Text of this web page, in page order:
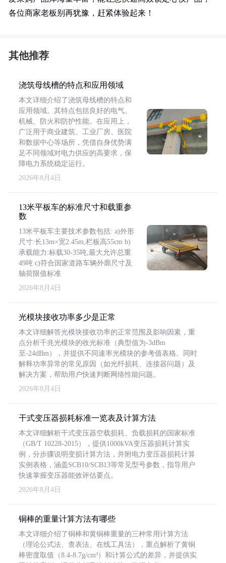
各位商家老板别再犹豫，赶紧体验起来！
其他推荐
浇筑母线槽的特点和应用领域
本文详细介绍了浇筑母线槽的特点和
应用领域。其特点包括良好的电气、
机械、防火和防护性能。在应用上，
广泛用于商业建筑、工业厂房、医院
和数据中心等场所，凭借自身优势满
足不同领域对电力供应的高要求，保
障电力系统稳定运行。
2026年8月4日
13米平板车的标准尺寸和载重参
数
13米平板车主要技术参数包括: a)外形
尺寸:长13m×宽2.45m,栏板高55cm b)
承载能力:标载30-35吨,最大允许总重
49吨 c)符合国家道路车辆外廓尺寸及
轴荷限值标准
2026年8月4日
光模块接收功率多少是正常
本文详细解答光模块接收功率的正常范围及影响因素，重
点分析千兆光模块的收光标准（典型值为-3dBm
至-24dBm），并提供不同速率光模块的参考值表格。同时
解释功率异常的常见原因（如光纤损耗、连接器问题）及
解决方案，帮助用户快速判断网络性能问题。
2026年8月4日
干式变压器损耗标准一览表及计算方法
本文详细解析干式变压器空载损耗、负载损耗的国家标准
（GB/T 10228-2015），提供1000kVA变压器损耗计算实
例，分步骤说明变损计算方法，并附电力变压器损耗计算
实例表格，涵盖SCB10/SCB13等常见型号参数，指导用户
快速掌握变压器能效评估要点。
2026年8月4日
铜棒的重量计算方法有哪些
本文详细介绍了铜棒和黄铜棒重量的三种常用计算方法
（理论公式法、查表法、在线工具法），重点解析了黄铜
棒密度取值（8.4-8.7g/cm³）和计算公式的差异，并提供实